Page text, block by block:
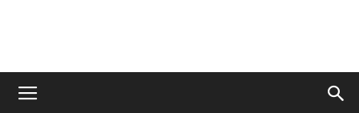
AppsTonic